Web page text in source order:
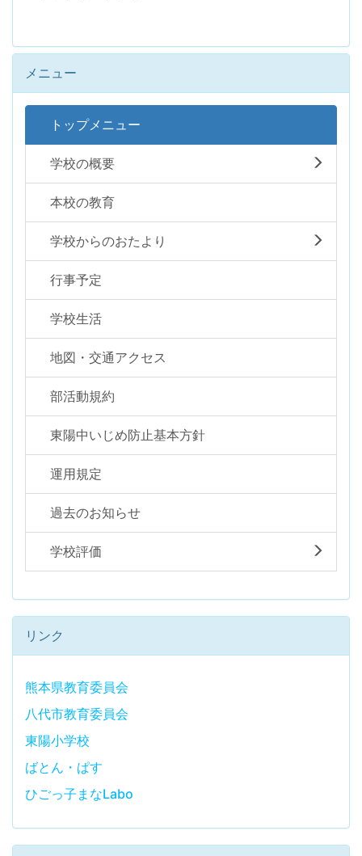
メニュー
トップメニュー
学校の概要
本校の教育
学校からのおたより
行事予定
学校生活
地図・交通アクセス
部活動規約
東陽中いじめ防止基本方針
運用規定
過去のお知らせ
学校評価
リンク
熊本県教育委員会
八代市教育委員会
東陽小学校
ばとん・ぱす
ひごっ子まなLabo